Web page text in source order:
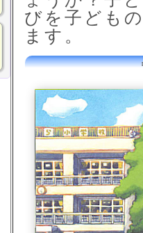
びを子ども
ます。